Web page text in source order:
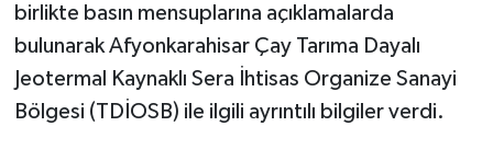
birlikte basın mensuplarına açıklamalarda
bulunarak Afyonkarahisar Çay Tarıma Dayalı
Jeotermal Kaynaklı Sera İhtisas Organize Sanayi
Bölgesi (TDİOSB) ile ilgili ayrıntılı bilgiler verdi.